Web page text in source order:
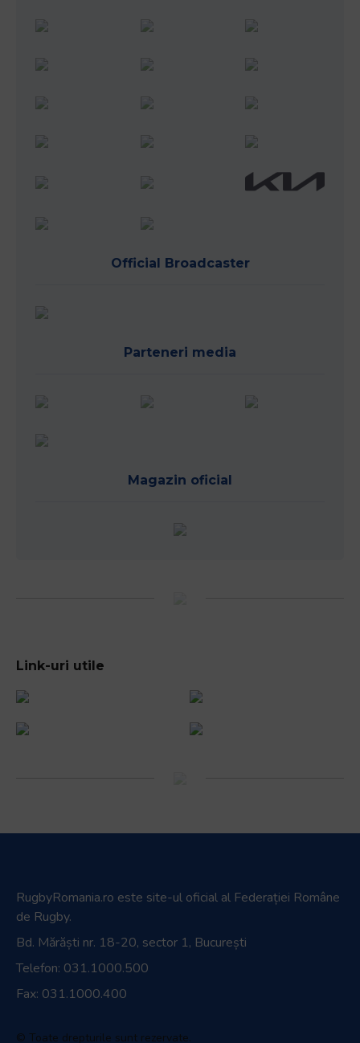
Official Broadcaster
Parteneri media
Magazin oficial
Link-uri utile
RugbyRomania.ro este site-ul oficial al Federației Române
de Rugby.
Bd. Mărăști nr. 18-20, sector 1, București
Telefon: 031.1000.500
Fax: 031.1000.400
© Toate drepturile sunt rezervate.